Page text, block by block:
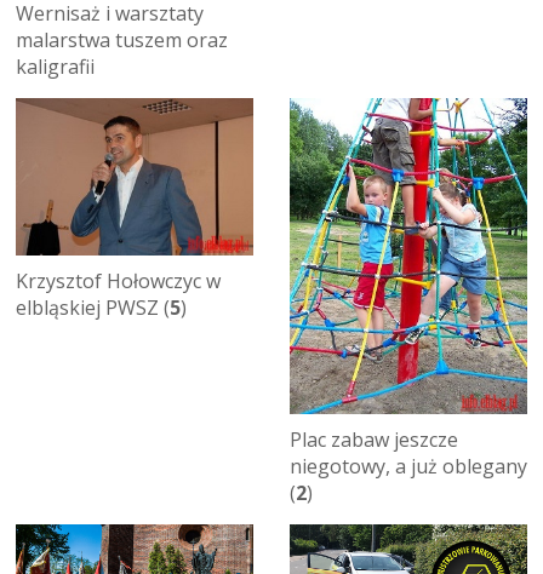
Wernisaż i warsztaty
malarstwa tuszem oraz
kaligrafii
Krzysztof Hołowczyc w
elbląskiej PWSZ (5)
Plac zabaw jeszcze
niegotowy, a już oblegany
(2)